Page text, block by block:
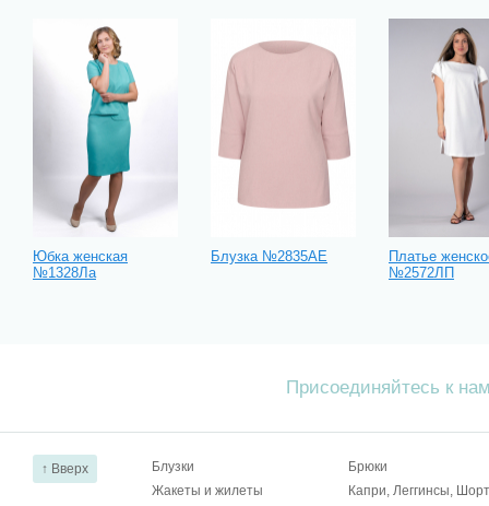
Юбка женская
№1328Ла
Блузка №2835АЕ
Платье
№2572ЛП
Присоединяйтесь к
↑ Вверх Блузки
Брюки
Жакеты и жилеты
Капри, Леггинсы,